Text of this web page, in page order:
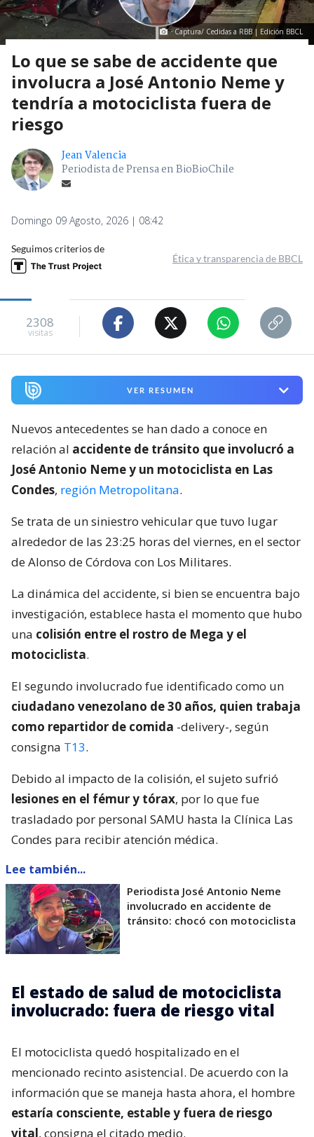
Captura/ Cedidas a RBB | Edición BBCL
Lo que se sabe de accidente que
involucra a José Antonio Neme y
tendría a motociclista fuera de
riesgo
Jean Valencia
Periodista de Prensa en BioBioChile
Domingo 09 Agosto, 2026 | 08:42
Seguimos criterios de
Ética y transparencia de BBCL
2308
visitas
VER RESUMEN
Nuevos antecedentes se han dado a conoce en
relación al accidente de tránsito que involucró a
José Antonio Neme y un motociclista en Las
Condes, región Metropolitana.
Se trata de un siniestro vehicular que tuvo lugar
alrededor de las 23:25 horas del viernes, en el sector
de Alonso de Córdova con Los Militares.
La dinámica del accidente, si bien se encuentra bajo
investigación, establece hasta el momento que hubo
una colisión entre el rostro de Mega y el
motociclista.
El segundo involucrado fue identificado como un
ciudadano venezolano de 30 años, quien trabaja
como repartidor de comida -delivery-, según
consigna T13.
Debido al impacto de la colisión, el sujeto sufrió
lesiones en el fémur y tórax, por lo que fue
trasladado por personal SAMU hasta la Clínica Las
Condes para recibir atención médica.
Lee también...
Periodista José Antonio Neme
involucrado en accidente de
tránsito: chocó con motociclista
El estado de salud de motociclista
involucrado: fuera de riesgo vital
El motociclista quedó hospitalizado en el
mencionado recinto asistencial. De acuerdo con la
información que se maneja hasta ahora, el hombre
estaría consciente, estable y fuera de riesgo
vital, consigna el citado medio.